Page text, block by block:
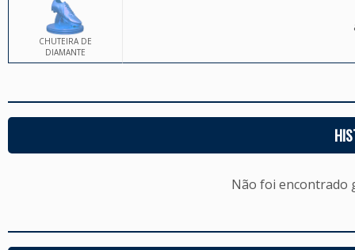
CHUTEIRA DE
DIAMANTE
Não foi encontrado